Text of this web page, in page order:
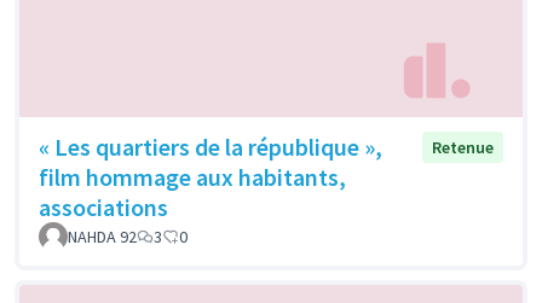
« Les quartiers de la république »,
film hommage aux habitants,
associations
Retenue
NAHDA 92 3 0